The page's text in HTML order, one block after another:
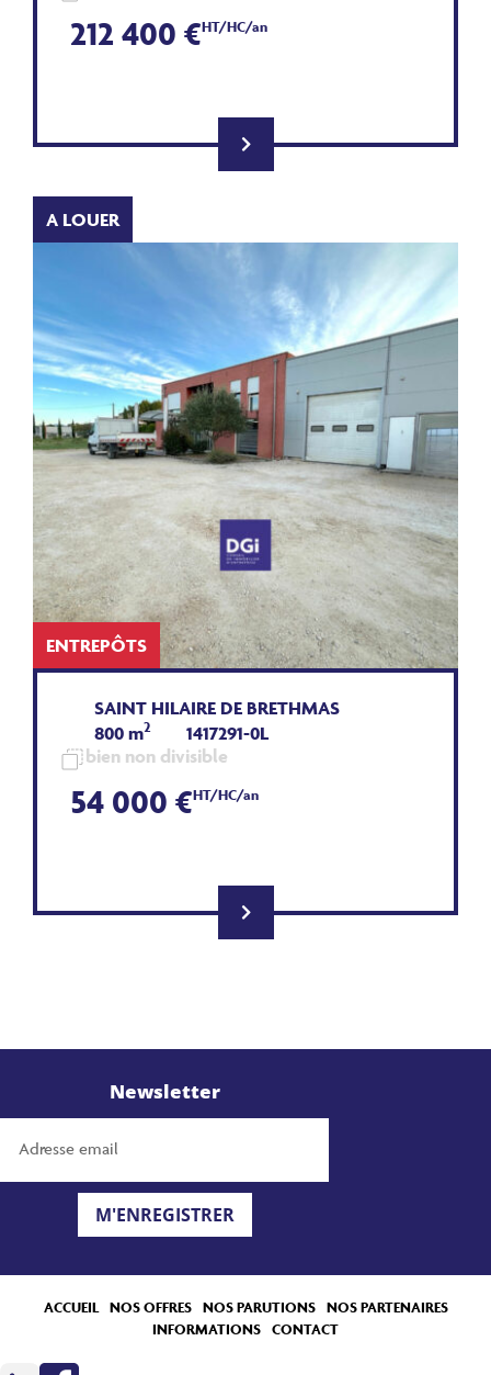
212 400 €HT/HC/an
A LOUER
ENTREPÔTS
SAINT HILAIRE DE BRETHMAS
800 m2
1417291-0L
bien non divisible
54 000 €HT/HC/an
Newsletter
M'ENREGISTRER
ACCUEIL NOS OFFRES NOS PARUTIONS
NOS PARTENAIRES
INFORMATIONS CONTACT